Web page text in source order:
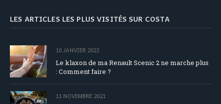
LES ARTICLES LES PLUS VISITÉS SUR COSTA
10 JANVIER 2022
Le klaxon de ma Renault Scenic 2 ne marche plus
: Comment faire ?
11 NOVEMBRE 2021